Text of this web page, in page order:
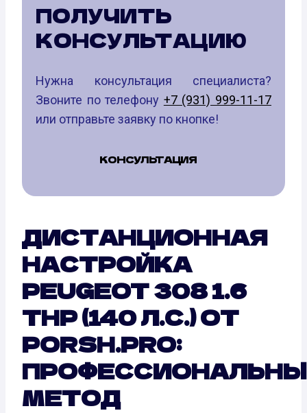
ПОЛУЧИТЬ
КОНСУЛЬТАЦИЮ
Нужна консультация специалиста?
Звоните по телефону +7 (931) 999-11-17
или отправьте заявку по кнопке!
КОНСУЛЬТАЦИЯ
ДИСТАНЦИОННАЯ
НАСТРОЙКА
PEUGEOT 308 1.6
THP (140 Л.С.) ОТ
PORSH.PRO:
МЕТОД